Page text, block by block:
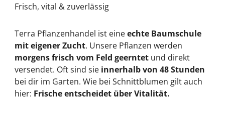
Frisch, vital & zuverlässig
Terra Pflanzenhandel ist eineechte Baumschule
mit eigener Zucht. Unsere Pflanzen werden
morgens frisch vom Feld geerntetund direkt
versendet. Oft sind sie innerhalb von 48 Stunden
bei dir im Garten. Wie bei Schnittblumen gilt auch
hier: Frische entscheidet über Vitalität.